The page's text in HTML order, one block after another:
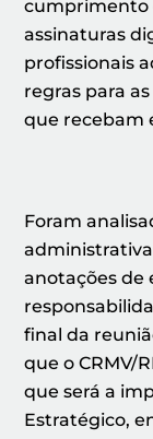
cumprimento
assinaturas
profissionais
regras para
que recebam
Foram
anotações de
final da
que o CRMV/
que será a
Estratégico,